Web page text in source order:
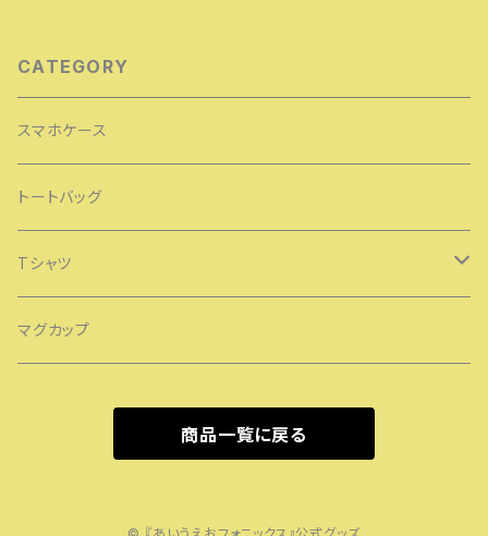
CATEGORY
スマホケース
トートバッグ
Tシャツ
レディースTシャツ
キッズTシャツ
マグカップ
商品一覧に戻る